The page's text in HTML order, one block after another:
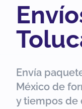
Envía
México de
y tiempos de